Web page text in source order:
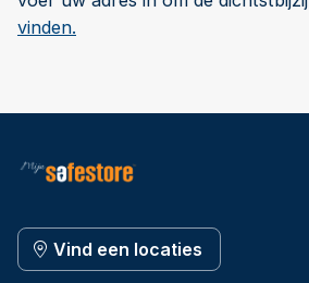
vinden.
Vind een locaties